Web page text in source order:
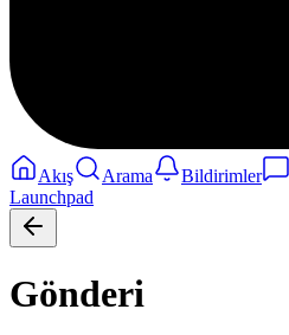
Akış Arama Bildirimler
Launchpad
Gönderi